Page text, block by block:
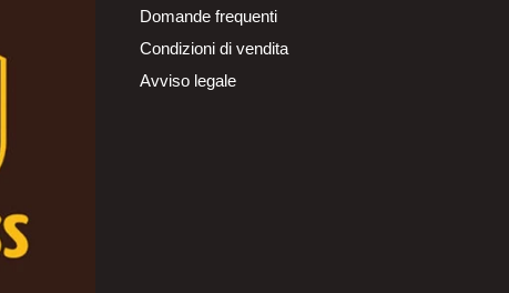
Domande frequenti
Condizioni di vendita
Avviso legale